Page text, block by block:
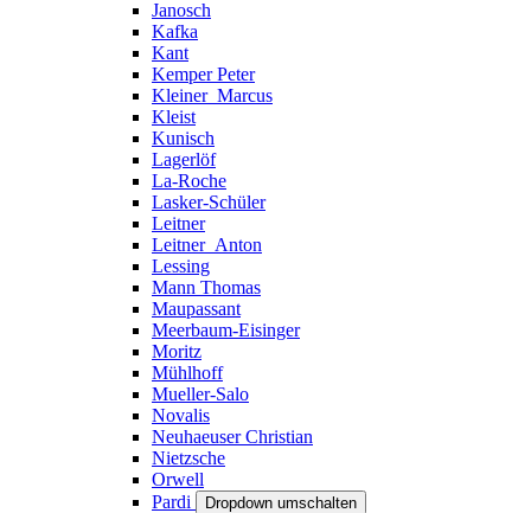
Janosch
Kafka
Kant
Kemper Peter
Kleiner_Marcus
Kleist
Kunisch
Lagerlöf
La-Roche
Lasker-Schüler
Leitner
Leitner_Anton
Lessing
Mann Thomas
Maupassant
Meerbaum-Eisinger
Moritz
Mühlhoff
Mueller-Salo
Novalis
Neuhaeuser Christian
Nietzsche
Orwell
Pardi
Dropdown umschalten